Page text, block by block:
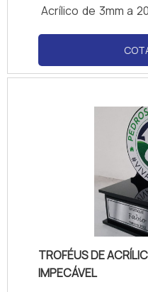
Acrílico de 3mm a
cores. Design
resistente
personalizados e
TROFÉUS DE
IMPECÁVEL